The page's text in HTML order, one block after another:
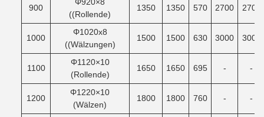
900
((Rollende)
1350 1350 570 2700 2700
1000
Φ1020x8
((Wälzungen)
1500 1500 630 3000 3000
1100
Φ1120×10
(Rollende)
1650 1650 695 - -
1200
Φ1220×10
(Wälzen)
1800 1800 760 - -